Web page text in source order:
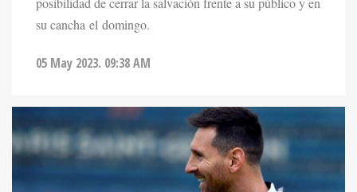
su cancha el domingo.
05 May 2023. 09:38 AM